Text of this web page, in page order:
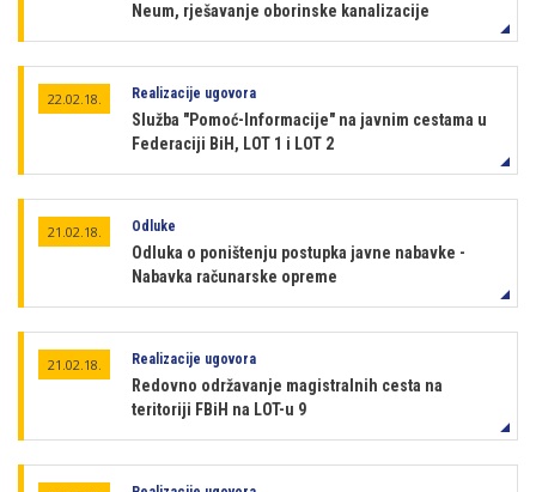
Neum, rješavanje oborinske kanalizacije
22.02.18. Realizacije ugovora
Služba "Pomoć-Informacije" na javnim cestama u
Federaciji BiH, LOT 1 i LOT 2
21.02.18. Odluke
Odluka o poništenju postupka javne nabavke -
Nabavka računarske opreme
21.02.18. Realizacije ugovora
Redovno održavanje magistralnih cesta na
teritoriji FBiH na LOT-u 9